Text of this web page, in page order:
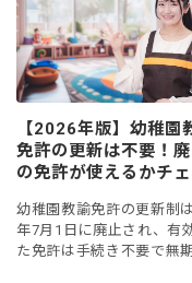
【2026年版】幼稚園
免許の更新は不要！
の免許が使えるかチェ
続き
幼稚園教諭免許の更新制
年7月1日に廃止され、有
た免許は手続き不要で無期